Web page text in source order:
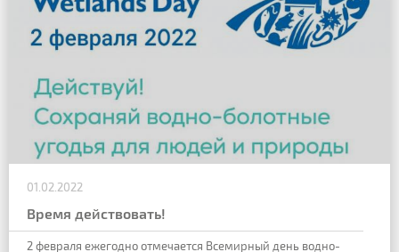
01.02.2022
Время действовать!
2 февраля ежегодно отмечается Всемирный день водно-